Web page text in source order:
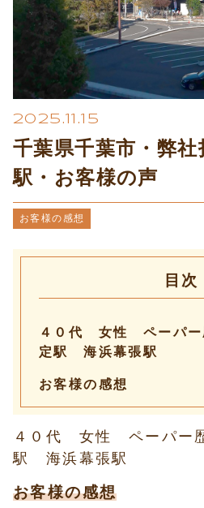
2025.11.15
千葉県千葉市・弊
駅・お客様の声
お客様の感想
目次
４０代 女性 ペーパ
定駅 海浜幕張駅
お客様の感想
４０代 女性 ペーパー
駅 海浜幕張駅
お客様の感想